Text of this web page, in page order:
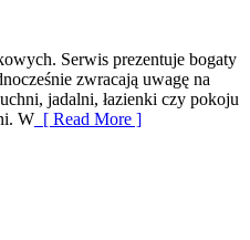
Serwis prezentuje bogaty
zwracają uwagę na
jadalni, łazienki czy pokoju
W [ Read More ]